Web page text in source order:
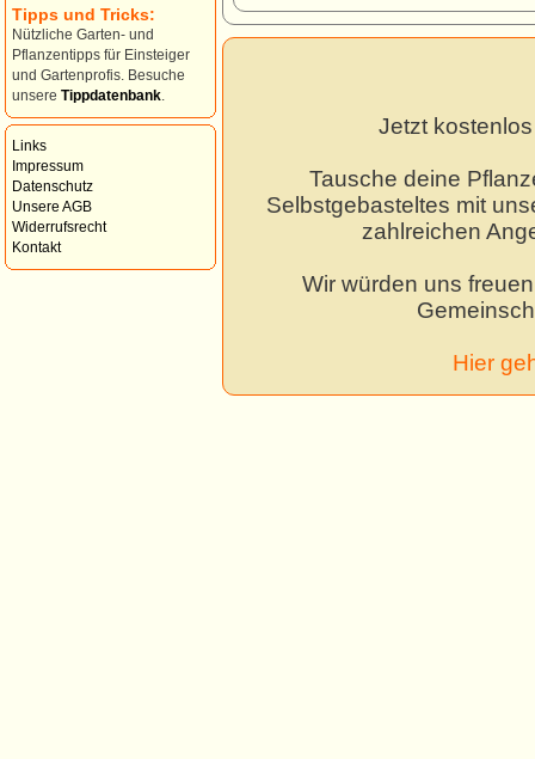
Tipps und Tricks:
Nützliche Garten- und
Pflanzentipps für Einsteiger
und Gartenprofis. Besuche
unsere Tippdatenbank
Links
Impressum
Datenschutz
Unsere AGB
Widerrufsrecht
Kontakt
Jetzt
Tausche deine
Selbstgebasteltes mit
zahlreichen
Wir würden uns
Hier